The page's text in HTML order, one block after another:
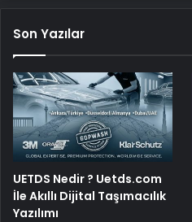
Son Yazılar
UETDS Nedir ? Uetds.com
İle Akıllı Dijital Taşımacılık
Yazılımı